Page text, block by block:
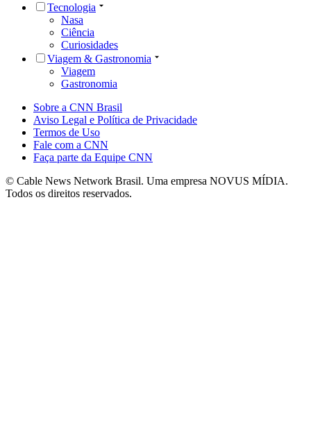
Tecnologia
Nasa
Ciência
Curiosidades
Viagem & Gastronomia
Viagem
Gastronomia
Sobre a CNN Brasil
Aviso Legal e Política de Privacidade
Termos de Uso
Fale com a CNN
Faça parte da Equipe CNN
© Cable News Network Brasil. Uma empresa NOVUS MÍDIA.
Todos os direitos reservados.